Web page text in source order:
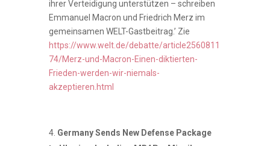
ihrer Verteidigung unterstützen – schreiben
Emmanuel Macron und Friedrich Merz im
gemeinsamen WELT-Gastbeitrag.’ Zie
https://www.welt.de/debatte/article2560811
74/Merz-und-Macron-Einen-diktierten-
Frieden-werden-wir-niemals-
akzeptieren.html
Germany Sends New Defense Package